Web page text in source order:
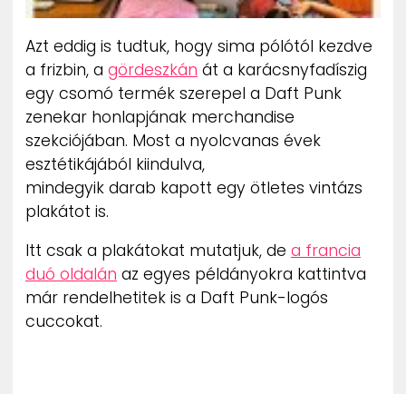
Azt eddig is tudtuk, hogy sima pólótól kezdve
a frizbin, a gördeszkán át a karácsnyfadíszig
egy csomó termék szerepel a Daft Punk
zenekar honlapjának merchandise
szekciójában. Most a nyolcvanas évek
esztétikájából kiindulva,
mindegyik darab kapott egy ötletes vintázs
plakátot is.
Itt csak a plakátokat mutatjuk, de a francia
duó oldalán az egyes példányokra kattintva
már rendelhetitek is a Daft Punk-logós
cuccokat.